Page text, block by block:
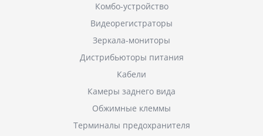
Комбо-устройство
Видеорегистраторы
Зеркала-мониторы
Дистрибьюторы питания
Кабели
Камеры заднего вида
Обжимные клеммы
Терминалы предохранителя